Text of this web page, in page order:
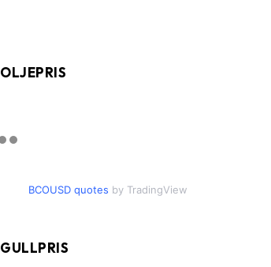
OLJEPRIS
BCOUSD quotes by TradingView
GULLPRIS